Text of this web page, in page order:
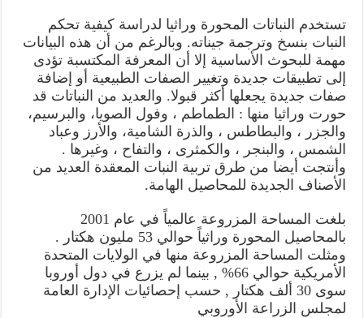
تستخدم النباتات المحورة وراثيا لدراسة كيفية تحكم
النبات بنسخ وترجمة جيناته. وبالرغم من أن هذه البيانات
مهمة للبحوث الأساسية إلا أن المعرفة المكتسبة تؤدى
إلى تطبيقات جديدة وتغيير الصفات الطبيعية أو إضافة
صفات جديدة يجعلها أكثر قبولا. والعديد من النباتات قد
حورت وراثيا منها : الطماطم ، وفول الصويا، والبرسيم،
والجزر ، والبطاطس ، والذرة الشامية، والأرز وعباد
الشمس ، والبنجر ، والكمثرى ، والتفاح ، وغيرها .
وأنتجت أيضا من طرق تربية النبات المعقدة العديد من
الأصناف الجديدة للمحاصيل الهامة.
بلغت المساحة المزروعة عالمياً في عام 2001
بالمحاصيل المحورة وراثياً حوالي 53 مليون هكتار .
ومثلت المساحة المزروعة منها في الولايات المتحدة
الأمريكية حوالي 66% , بينما لم يزرع في دول أوروبا
سوى 30 ألف هكتار , حسب إحصائيات الإدارة العامة
لمجلس الزراعة الأوروبي